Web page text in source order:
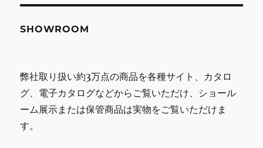
SHOWROOM
弊社取り扱い約3万点の商品を各種サイト、カタロ
グ、電子カタログなどからご覧いただけ、ショール
ーム展示または保管商品は実物をご覧いただけま
す。